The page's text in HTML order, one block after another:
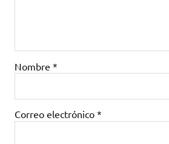
Nombre *
Correo electrónico *